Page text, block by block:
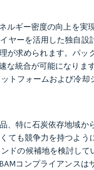
ルギー密度の向上を実
ヤーを活用した独自設
が求められます。パッ
な統合が可能になりま
トフォームおよび冷
、特に石炭依存地域か
ても競争力を持つよう
ドの候補地を検討し
コンプライアンスは